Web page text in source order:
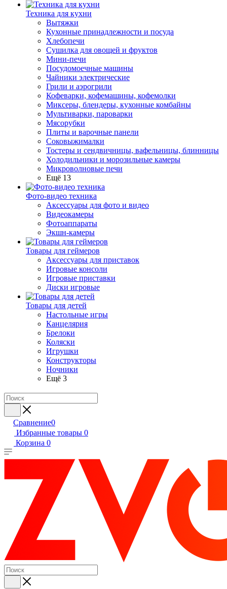
Техника для кухни
Вытяжки
Кухонные принадлежности и посуда
Хлебопечи
Сушилка для овощей и фруктов
Мини-печи
Посудомоечные машины
Чайники электрические
Грили и аэрогрили
Кофеварки, кофемашины, кофемолки
Миксеры, блендеры, кухонные комбайны
Мультиварки, пароварки
Мясорубки
Плиты и варочные панели
Соковыжималки
Тостеры и сендвичницы, вафельницы, блинницы
Холодильники и морозильные камеры
Микроволновые печи
Ещё 13
Фото-видео техника
Аксессуары для фото и видео
Видеокамеры
Фотоаппараты
Экшн-камеры
Товары для геймеров
Аксессуары для приставок
Игровые консоли
Игровые приставки
Диски игровые
Товары для детей
Настольные игры
Канцелярия
Брелоки
Коляски
Игрушки
Конструкторы
Ночники
Ещё 3
Сравнение0
Избранные товары 0
Корзина 0